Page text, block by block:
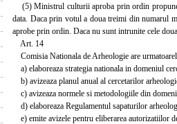
(5) Ministrul culturii aproba prin ordin
data. Daca prin votul a doua treimi din numarul
aprobe prin ordin. Daca nu sunt intrunite cele
Art. 14
Comisia Nationala de Arheologie are
a) elaboreaza strategia nationala in domeniul
b) avizeaza planul anual al cercetarilor
c) avizeaza normele si metodologiile din
d) elaboreaza Regulamentul sapaturilor
e) emite avizele pentru eliberarea autorizatiilor